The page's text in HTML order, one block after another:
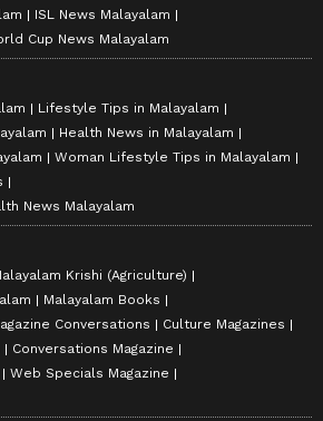
ISL News Malayalam
Cup News Malayalam
Lifestyle Tips in Malayalam
Health News in Malayalam
Woman Lifestyle Tips in Malayalam
News Malayalam
Krishi (Agriculture)
Malayalam Books
Conversations
Culture Magazines
Conversations Magazine
Web Specials Magazine